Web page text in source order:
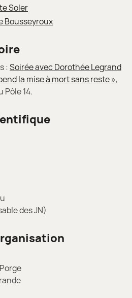
Soler
Bousseyroux
: Soirée avec Dorothée Legrand
la mise à mort sans reste »,
Pôle 14.
des JN)